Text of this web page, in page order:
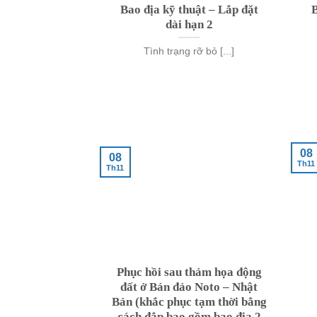
Bao địa kỹ thuật – Lắp đặt
dài hạn 2
Tình trạng rỡ bỏ [...]
Phục hồi sau thảm họa động
đất ở Bán đảo Noto – Nhật
Bản (khắc phục tạm thời bằng
08
Th11
08
Th11